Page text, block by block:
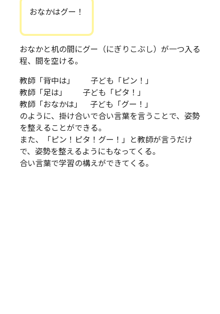
おなかはグー！
おなかと机の間にグー（にぎりこぶし）が一つ入る
程、間を空ける。
教師「背中は」 子ども「ピン！」
教師「足は」 子ども「ピタ！」
教師「おなかは」 子ども「グー！」
のように、掛け合いで合い言葉を言うことで、姿勢
を整えることができる。
また、「ピン！ピタ！グー！」と教師が言うだけ
で、姿勢を整えるようにもなってくる。
合い言葉で学習の構えができてくる。